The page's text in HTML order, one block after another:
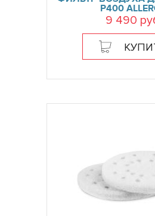
P400
9 490